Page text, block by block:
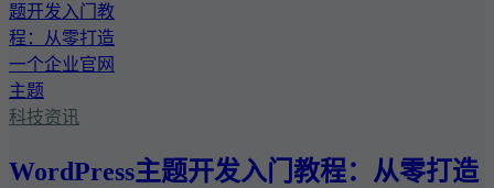
科技资讯
WordPress主题开发入门教程：从零打造